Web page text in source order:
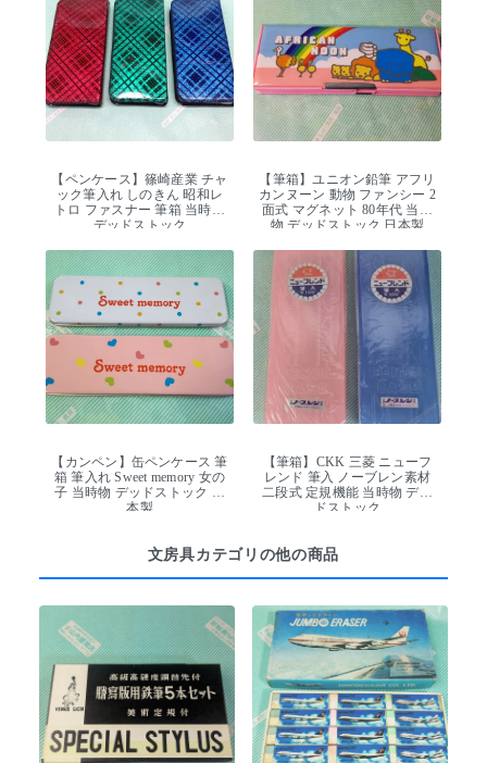
【ペンケース】篠崎産業 チャ
ック筆入れ しのきん 昭和レ
トロ ファスナー 筆箱 当時物
デッドストック
【筆箱】ユニオン鉛筆 アフリ
カンヌーン 動物 ファンシー 2
面式 マグネット 80年代 当時
物 デッドストック 日本製
【カンペン】缶ペンケース 筆
箱 筆入れ Sweet memory 女の
子 当時物 デッドストック 日
本製
【筆箱】CKK 三菱 ニューフ
レンド 筆入 ノーブレン素材
二段式 定規機能 当時物 デッ
ドストック
文房具カテゴリの他の商品